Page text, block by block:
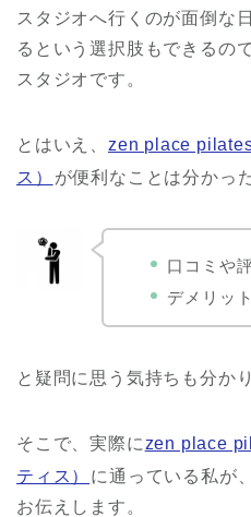
スタジオへ行くのが面倒な
るという選択肢もできるの
スタジオです。
とはいえ、 zen place
ス）
が便利なことは分かっ
口コミや
デメリッ
と疑問に思う気持ちも分か
そこで、実際にzen place
ティス）
に通っている私が
お伝えします。